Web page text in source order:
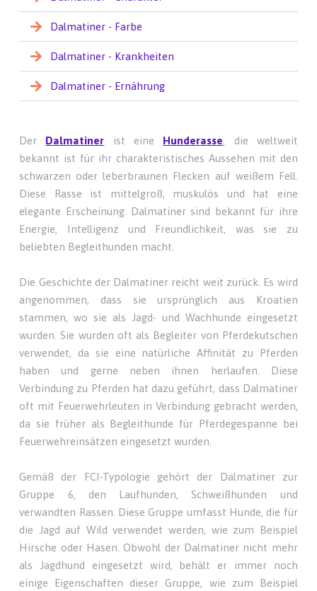
Dalmatiner - Farbe
Dalmatiner - Krankheiten
Dalmatiner - Ernährung
Der Dalmatiner ist eine Hunderasse, die weltweit
bekannt ist für ihr charakteristisches Aussehen mit den
schwarzen oder leberbraunen Flecken auf weißem Fell.
Diese Rasse ist mittelgroß, muskulös und hat eine
elegante Erscheinung. Dalmatiner sind bekannt für ihre
Energie, Intelligenz und Freundlichkeit, was sie zu
beliebten Begleithunden macht.
Die Geschichte der Dalmatiner reicht weit zurück. Es wird
angenommen, dass sie ursprünglich aus Kroatien
stammen, wo sie als Jagd- und Wachhunde eingesetzt
wurden. Sie wurden oft als Begleiter von Pferdekutschen
verwendet, da sie eine natürliche Affinität zu Pferden
haben und gerne neben ihnen herlaufen. Diese
Verbindung zu Pferden hat dazu geführt, dass Dalmatiner
oft mit Feuerwehrleuten in Verbindung gebracht werden,
da sie früher als Begleithunde für Pferdegespanne bei
Feuerwehreinsätzen eingesetzt wurden.
Gemäß der FCI-Typologie gehört der Dalmatiner zur
Gruppe 6, den Laufhunden, Schweißhunden und
verwandten Rassen. Diese Gruppe umfasst Hunde, die für
die Jagd auf Wild verwendet werden, wie zum Beispiel
Hirsche oder Hasen. Obwohl der Dalmatiner nicht mehr
als Jagdhund eingesetzt wird, behält er immer noch
einige Eigenschaften dieser Gruppe, wie zum Beispiel